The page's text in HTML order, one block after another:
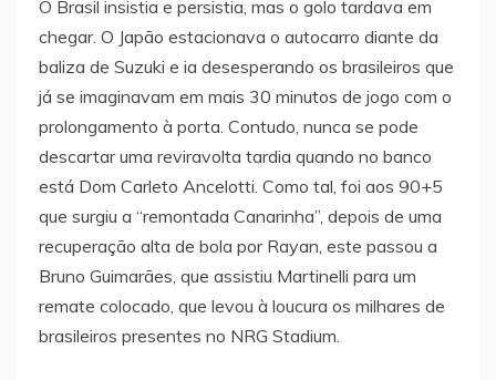
O Brasil insistia e persistia, mas o golo tardava em
chegar. O Japão estacionava o autocarro diante da
baliza de Suzuki e ia desesperando os brasileiros que
já se imaginavam em mais 30 minutos de jogo com o
prolongamento à porta. Contudo, nunca se pode
descartar uma reviravolta tardia quando no banco
está Dom Carleto Ancelotti. Como tal, foi aos 90+5
que surgiu a “remontada Canarinha”, depois de uma
recuperação alta de bola por Rayan, este passou a
Bruno Guimarães, que assistiu Martinelli para um
remate colocado, que levou à loucura os milhares de
brasileiros presentes no NRG Stadium.